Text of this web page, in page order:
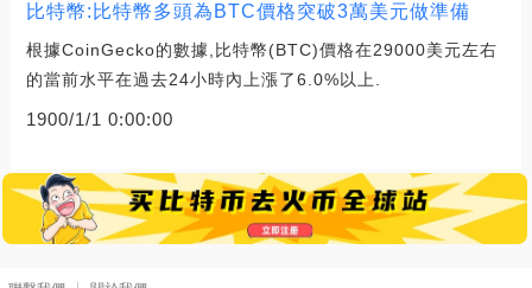
比特幣:比特幣多頭為BTC價格突破3萬美元做準備
根據CoinGecko的數據,比特幣(BTC)價格在29000美元左右
的當前水平在過去24小時內上漲了6.0%以上.
1900/1/1 0:00:00